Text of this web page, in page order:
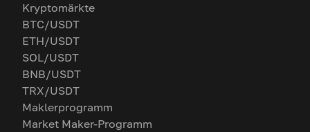
Kryptomärkte
BTC/USDT
ETH/USDT
SOL/USDT
BNB/USDT
TRX/USDT
Maklerprogramm
Market Maker-Programm